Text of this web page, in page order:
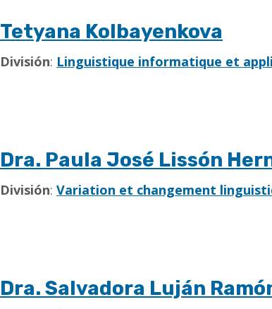
Tetyana Kolbayenkova
División: Linguistique informatique et
Dra. Paula José Lissón
División: Variation et changement
Dra. Salvadora Luján